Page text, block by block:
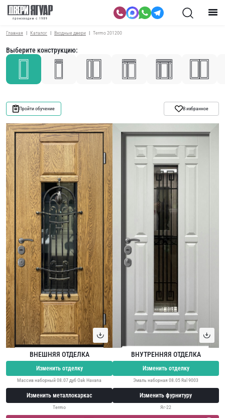
Главная Каталог Входные двери Termo 201200
Выберите конструкцию:
Пройти обучение В избранное
ВНЕШНЯЯ ОТДЕЛКА
Изменить отделку
Массив наборный 08.07 дуб Oak Havana
Изменить металлокаркас
Termo
ВНУТРЕННЯЯ ОТДЕЛКА
Изменить отделку
Эмаль наборная 08.05 Ral 9003
Изменить фурнитуру
Яг-22